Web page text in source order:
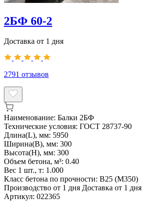
2БФ 60-2
Доставка от 1 дня
2791 отзывов
Наименование: Балки 2БФ
Технические условия: ГОСТ 28737-90
Длина(L), мм: 5950
Ширина(B), мм: 300
Высота(H), мм: 300
Объем бетона, м³: 0.40
Вес 1 шт., т: 1.000
Класс бетона по прочности: B25 (M350)
Производство от 1 дня Доставка от 1 дня
Артикул: 022365